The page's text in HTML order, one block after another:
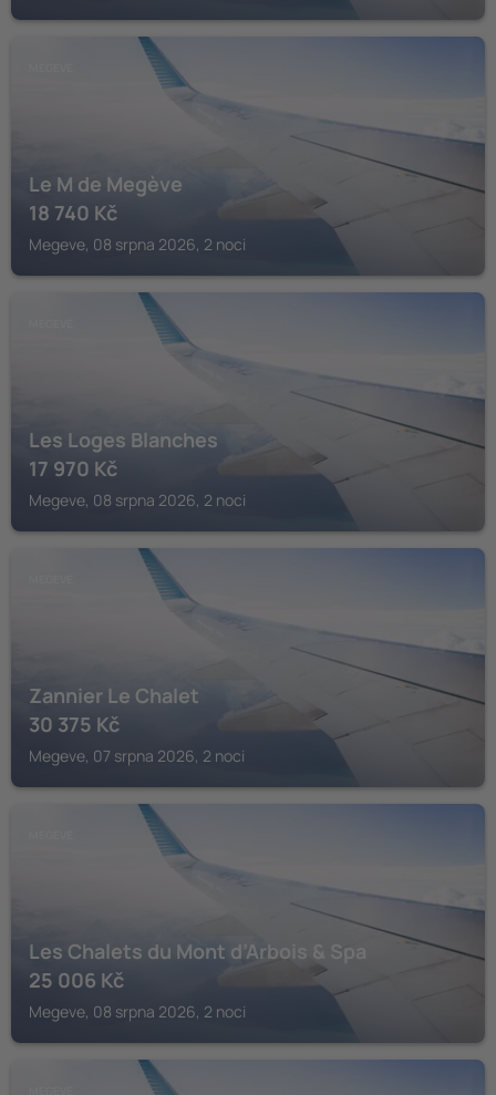
Le M de Megève
18 740 Kč
Megeve, 08 srpna 2026, 2 noci
Les Loges Blanches
17 970 Kč
Megeve, 08 srpna 2026, 2 noci
Zannier Le Chalet
30 375 Kč
Megeve, 07 srpna 2026, 2 noci
Les Chalets du Mont d’Arbois & Spa
25 006 Kč
Megeve, 08 srpna 2026, 2 noci